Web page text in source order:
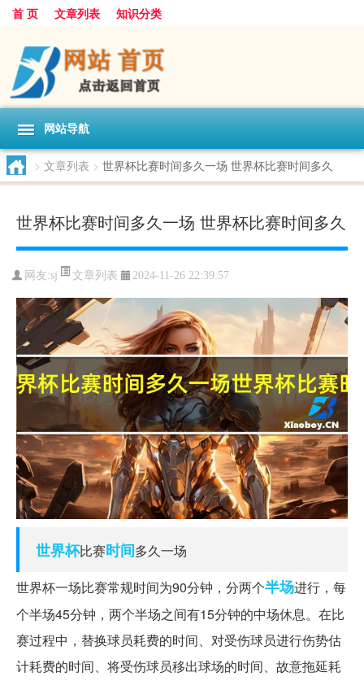
首 页 文章列表 知识分类
网站导航
> 文章列表 > 世界杯比赛时间多久一场 世界杯比赛时间多久
世界杯比赛时间多久一场 世界杯比赛时间多久
网友:sj 文章列表 2024-11-26 22:39:57
世界杯比赛时间多久一场
世界杯一场比赛常规时间为90分钟，分两个半场进行，每
个半场45分钟，两个半场之间有15分钟的中场休息。在比
赛过程中，替换球员耗费的时间、对受伤球员进行伤势估
计耗费的时间、将受伤球员移出球场的时间、故意拖延耗